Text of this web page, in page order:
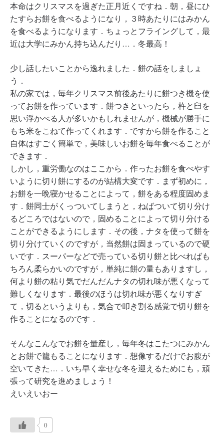
本命はクリスマスを過ぎた正月近くですね．朝，昼にひ
たすらお餅を食べるようになり，３時あたりにはみかん
を食べるようになります．ちょっとフライングして，最
近は大学にみかん持ち込んだり…．冬最高！
少し話したいことから逸れました．餅の話をしましょ
う．
私の家では，毎年クリスマス前後あたりに餅つき機を使
ってお餅を作っています．餅つきといったら，杵と臼を
思い浮かべる人が多いかもしれませんが，機械が勝手に
もち米をこねて作ってくれます．ですから餅を作ること
自体はすごく簡単で，美味しいお餅を毎年食べることが
できます．
しかし，重労働なのはここから．作ったお餅を食べやす
いように切り餅にするのが結構大変です．まず初めに，
お餅を一晩寝かせることによって，餅をある程度固めま
す．餅同士がくっついてしまうと，ねばついて切り分け
るどころではないので，固めることによって切り分ける
ことができるようにします．その後，ナタを使って餅を
切り分けていくのですが，当然餅は固まっているので硬
いです．スーパーなどで売っている切り餅と比べればも
ちろん柔らかいのですが，単純に餅の量もありますし，
何より餅の粘り気でだんだんナタの切れ味が悪くなって
難しくなります．最後のほうは切れ味が悪くなりすぎ
て，切るというよりも，気合で叩き割る感覚で切り餅を
作ることになるのです．
そんなこんなでお餅を量産し，毎年冬はこたつにみかん
とお餅で籠もることになります．想像するだけでお腹が
空いてきた…．いち早く幸せな冬を迎えるためにも，頑
張って研究を進めましょう！
えいえいおー
0